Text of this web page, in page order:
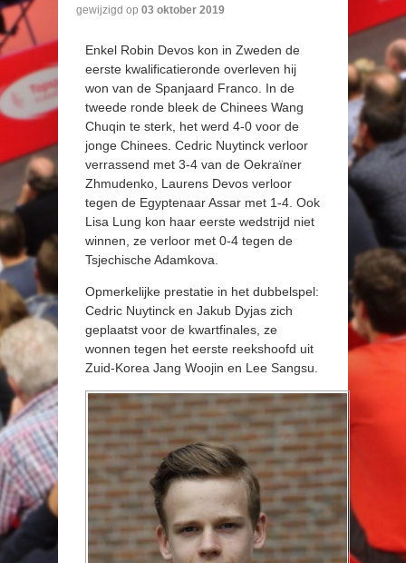
gewijzigd op 03 oktober 2019
Enkel Robin Devos kon in Zweden de
eerste kwalificatieronde overleven hij
won van de Spanjaard Franco. In de
tweede ronde bleek de Chinees Wang
Chuqin te sterk, het werd 4-0 voor de
jonge Chinees. Cedric Nuytinck verloor
verrassend met 3-4 van de Oekraïner
Zhmudenko, Laurens Devos verloor
tegen de Egyptenaar Assar met 1-4. Ook
Lisa Lung kon haar eerste wedstrijd niet
winnen, ze verloor met 0-4 tegen de
Tsjechische Adamkova.
Opmerkelijke prestatie in het dubbelspel:
Cedric Nuytinck en Jakub Dyjas zich
geplaatst voor de kwartfinales, ze
wonnen tegen het eerste reekshoofd uit
Zuid-Korea Jang Woojin en Lee Sangsu.